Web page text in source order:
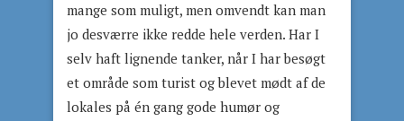
mange som muligt, men omvendt kan man
jo desværre ikke redde hele verden. Har I
selv haft lignende tanker, når I har besøgt
et område som turist og blevet mødt af de
lokales på én gang gode humør og